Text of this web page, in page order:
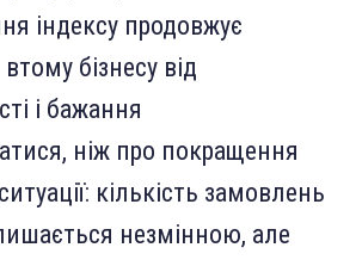
індексу продовжує
бізнесу від
і бажання
ніж про покращення
кількість замовлень
незмінною, але